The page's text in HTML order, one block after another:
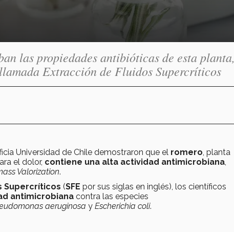
las propiedades antibióticas de esta planta,
Extracción de Fluidos Supercríticos
Universidad de Chile demostraron que el romero , planta
el dolor, contiene una alta actividad antimicrobiana
Valorization.
Supercríticos (SFE por sus siglas en inglés), los científicos
antimicrobiana contra las especies
aeruginosa y Escherichia coli.